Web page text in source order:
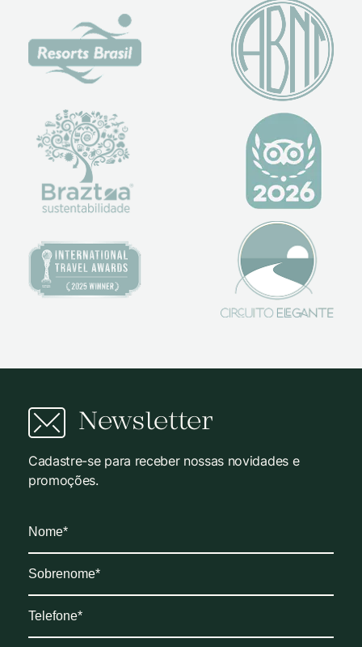
Newsletter
Cadastre-se para receber nossas novidades e
promoções.